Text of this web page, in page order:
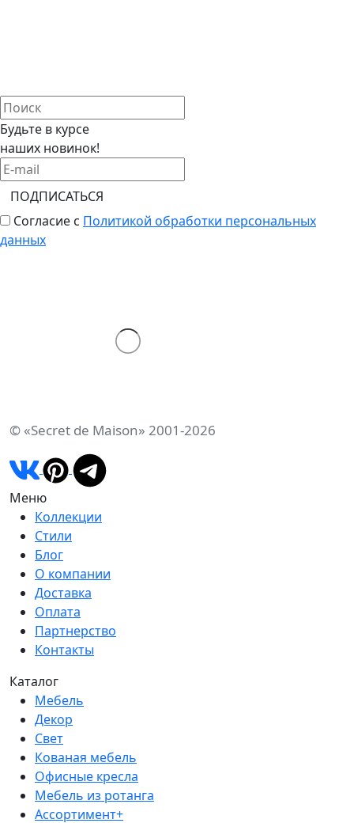
Будьте в курсе
наших новинок!
ПОДПИСАТЬСЯ
Согласие с Политикой обработки персональных
данных
© «Secret de Maison» 2001-2026
Меню
Коллекции
Стили
Блог
О компании
Доставка
Оплата
Партнерство
Контакты
Каталог
Мебель
Декор
Свет
Кованая мебель
Офисные кресла
Мебель из ротанга
Ассортимент+